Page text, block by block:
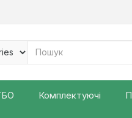
Комплектуючі